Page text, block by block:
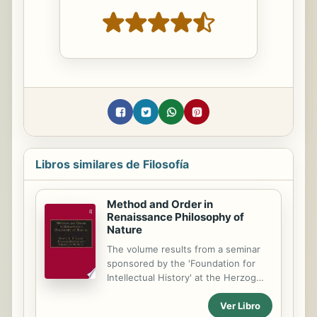
Libros similares de Filosofía
Method and Order in
Renaissance Philosophy of
Nature
The volume results from a seminar
sponsored by the 'Foundation for
Intellectual History' at the Herzog
August Bibliothek, WolfenbÃ1/4ttel,
in 1992. Starting with the theory of
Ver Libro